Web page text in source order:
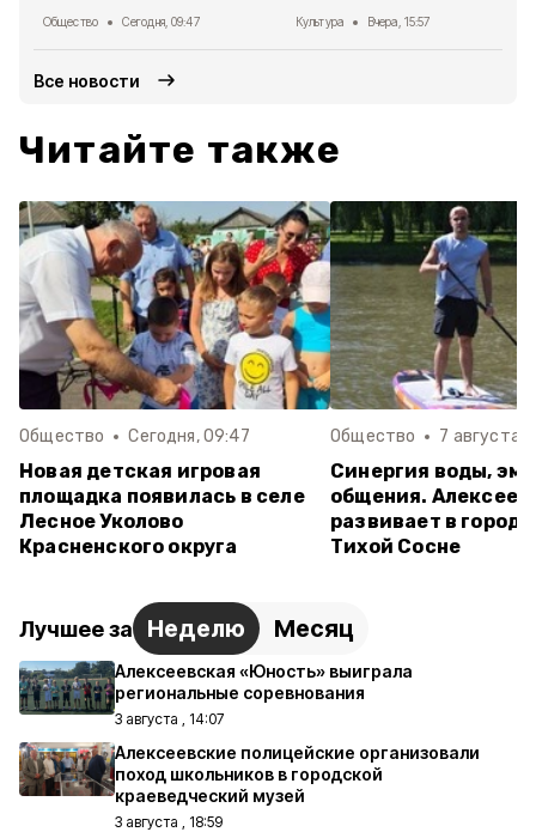
Общество Сегодня, 09:47 Культура Вчера, 15:57
Все новости
Читайте также
Общество Сегодня, 09:47
Новая детская игровая
площадка появилась в селе
Лесное Уколово
Красненского округа
Общество 7 августа ,
Синергия воды,
общения.
развивает в
Тихой Сосне
Лучшее за Неделю Месяц
Алексеевская «Юность» выиграла
региональные соревнования
3 августа , 14:07
Алексеевские полицейские организовали
поход школьников в городской
краеведческий музей
3 августа , 18:59